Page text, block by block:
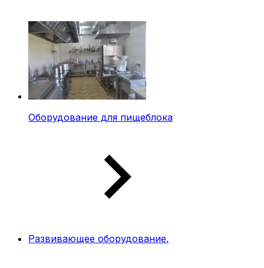
Оборудование для пищеблока
Развивающее оборудование.